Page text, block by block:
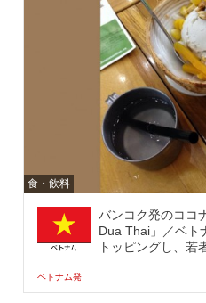
食・飲料
バンコク発のココ
Dua Thai」／ベト
トッピングし、若
ベトナム発